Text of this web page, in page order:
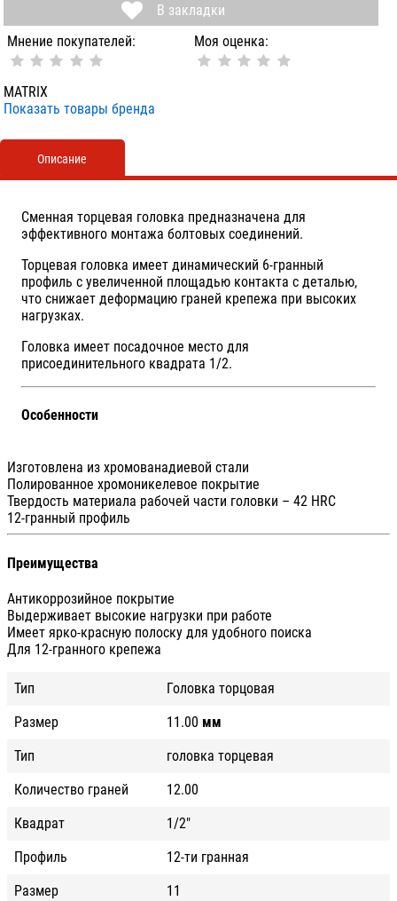
В закладки
Мнение покупателей:
Моя оценка:
MATRIX
Показать товары бренда
Описание
Сменная торцевая головка предназначена для
эффективного монтажа болтовых соединений.
Торцевая головка имеет динамический 6-гранный
профиль с увеличенной площадью контакта с деталью,
что снижает деформацию граней крепежа при высоких
нагрузках.
Головка имеет посадочное место для
присоединительного квадрата 1/2.
Особенности
Изготовлена из хромованадиевой стали
Полированное хромоникелевое покрытие
Твердость материала рабочей части головки – 42 HRС
12-гранный профиль
Преимущества
Антикоррозийное покрытие
Выдерживает высокие нагрузки при работе
Имеет ярко-красную полоску для удобного поиска
Для 12-гранного крепежа
Тип
Головка торцовая
Размер
11.00 мм
Тип
головка торцевая
Количество граней
12.00
Квадрат
1/2"
Профиль
12-ти гранная
Размер
11